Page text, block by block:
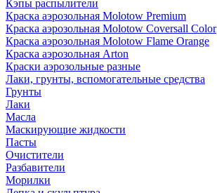
Кэпы распылители
Краска аэрозольная Molotow Premium
Краска аэрозольная Molotow Coversall Color
Краска аэрозольная Molotow Flame Orange
Краска аэрозольная Arton
Краски аэрозольные разные
Лаки, грунты, вспомогательные средства
Грунты
Лаки
Масла
Маскирующие жидкости
Пасты
Очистители
Разбавители
Морилки